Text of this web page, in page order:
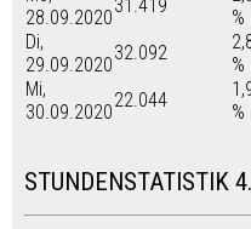
28.09.2020
31.419
%
Di,
29.09.2020
32.092
%
Mi,
30.09.2020
22.044
%
STUNDENSTATISTIK